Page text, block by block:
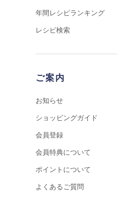
年間レシピランキング
レシピ検索
ご案内
お知らせ
ショッピングガイド
会員登録
会員特典について
ポイントについて
よくあるご質問